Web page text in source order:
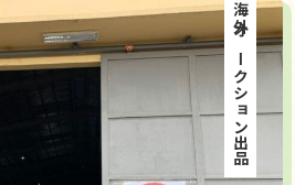
海外オークション出品